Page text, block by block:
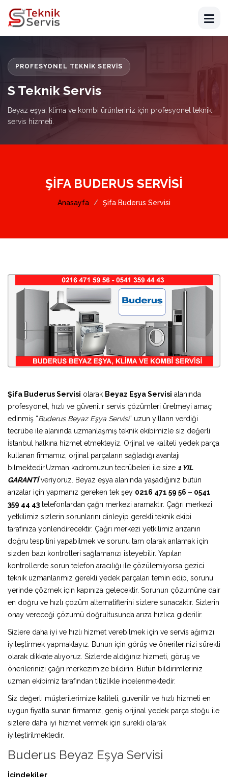
PROFESYONEL TEKNIK SERVIS
S Teknik Servis
Beyaz eşya, klima ve kombi ürünleriniz için profesyonel teknik
servis hizmeti.
ŞIFA BUDERUS SERVISI
Anasayfa Şifa Buderus Servisi
Şifa Buderus Servisi olarak Beyaz Eşya Servisi alanında
profesyonel, hızlı ve güvenilir servis çözümleri üretmeyi amaç
edinmiş “Buderus Beyaz Eşya Servisi” uzun yılların verdiği
tecrübe ile alanında uzmanlaşmış teknik ekibimizle siz değerli
İstanbul halkına hizmet etmekteyiz. Orjinal ve kaliteli yedek parça
kullanan firmamız, orjinal parçaların sağladığı avantajı
bilmektedir.Uzman kadromuzun tecrübeleri ile size 1 YIL
GARANTİveriyoruz. Beyaz eşya alanında yaşadığınız bütün
arızalar için yapmanız gereken tek şey 0216 471 59 56 – 0541
359 44 43 telefonlardan çağrı merkezi aramaktır. Çağrı merkezi
yetkilimiz sizlerin sorunlarını dinleyip gerekli teknik ekibi
tarafınıza yönlendirecektir. Çağrı merkezi yetkilimiz arızanın
doğru tespitini yapabilmek ve sorunu tam olarak anlamak için
sizden bazı kontrolleri sağlamanızı isteyebilir. Yapılan
kontrollerde sorun telefon aracılığı ile çözülemiyorsa gezici
teknik uzmanlarımız gerekli yedek parçaları temin edip, sorunu
yerinde çözmek için kapınıza gelecektir. Sorunun çözümüne dair
en doğru ve hızlı çözüm alternatiflerini sizlere sunacaktır. Sizlerin
onay vereceği çözümü doğrultusunda arıza hızlıca giderilir.
Sizlere daha iyi ve hızlı hizmet verebilmek için ve servis ağımızı
iyileştirmek yapmaktayız. Bunun için görüş ve önerilerinizi sürekli
olarak dikkate alıyoruz. Sizlerde aldığınız hizmeti, görüş ve
önerilerinizi çağrı merkezimize bildirin. Bütün bildirimleriniz
uzman ekibimiz tarafından titizlikle incelenmektedir.
Siz değerli müşterilerimize kaliteli, güvenilir ve hızlı hizmeti en
uygun fiyatla sunan firmamız, geniş orijinal yedek parça stoğu ile
sizlere daha iyi hizmet vermek için sürekli olarak
iyileştirilmektedir.
Buderus Beyaz Eşya Servisi
İçindekiler